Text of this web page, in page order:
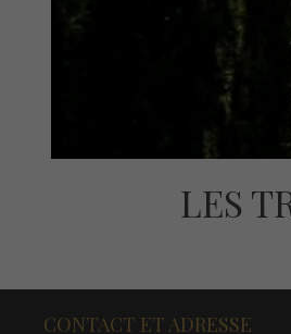
LES
CONTACT ET ADRESSE